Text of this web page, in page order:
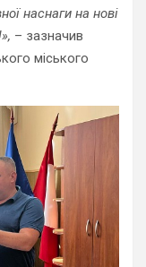
наснаги на нові
– зазначив
міського